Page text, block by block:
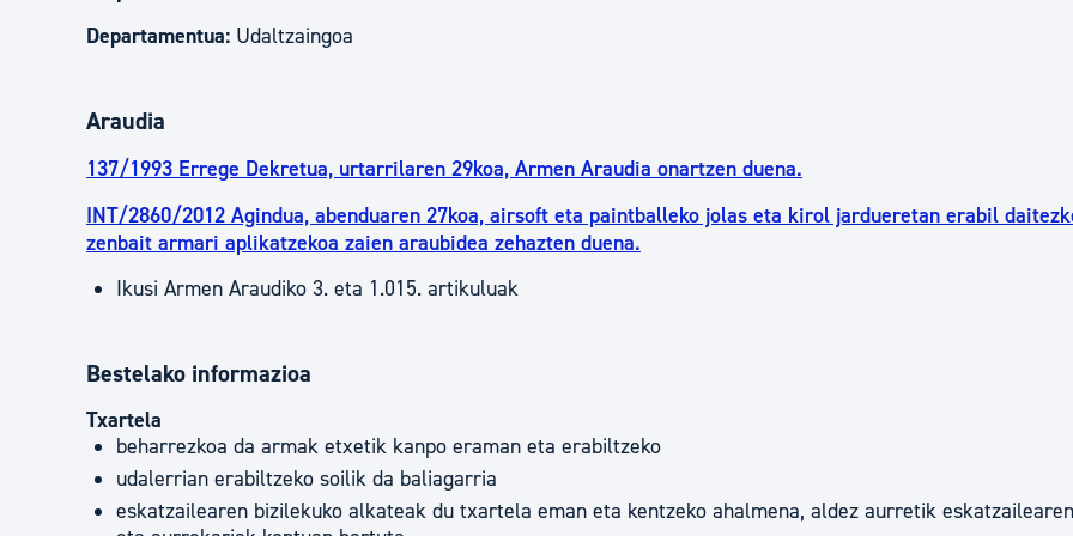
Departamentua: Udaltzaingoa
Araudia
137/1993 Errege Dekretua, urtarrilaren 29koa, Armen Araudia onartzen duena.
INT/2860/2012 Agindua, abenduaren 27koa, airsoft eta paintballeko jolas eta kirol jardueretan erabil
zenbait armari aplikatzekoa zaien araubidea zehazten duena.
Ikusi Armen Araudiko 3. eta 1.015. artikuluak
Bestelako informazioa
Txartela
beharrezkoa da armak etxetik kanpo eraman eta erabiltzeko
udalerrian erabiltzeko soilik da baliagarria
eskatzailearen bizilekuko alkateak du txartela eman eta kentzeko ahalmena, aldez aurretik